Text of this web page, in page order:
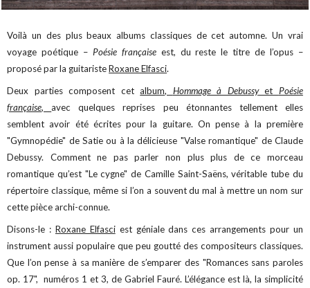
Voilà un des plus beaux albums classiques de cet automne. Un vrai
voyage poétique – Poésie françaiseest, du reste le titre de l’opus –
proposé par la guitaristeRoxane Elfasci.
Deux parties composent cetalbum, Hommage à Debussyet Poésie
française,avec quelques reprises peu étonnantes tellement elles
semblent avoir été écrites pour la guitare. On pense à la première
"Gymnopédie" de Satie ou à la délicieuse "Valse romantique" de Claude
Debussy. Comment ne pas parler non plus plus de ce morceau
romantique qu’est "Le cygne" de Camille Saint-Saëns, véritable tube du
répertoire classique, même si l’on a souvent du mal à mettre un nom sur
cette pièce archi-connue.
Disons-le : Roxane Elfasciest géniale dans ces arrangements pour un
instrument aussi populaire que peu goutté des compositeurs classiques.
Que l’on pense à sa manière de s’emparer des "Romances sans paroles
op. 17", numéros 1 et 3, de Gabriel Fauré. L’élégance est là, la simplicité